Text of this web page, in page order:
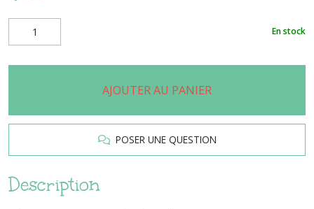
En stock
AJOUTER AU PANIER
POSER UNE QUESTION
Description